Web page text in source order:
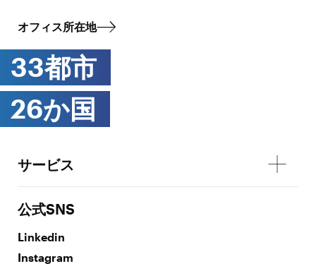
オフィス所在地
33都市
26か国
サービス
公式SNS
Linkedin
Instagram